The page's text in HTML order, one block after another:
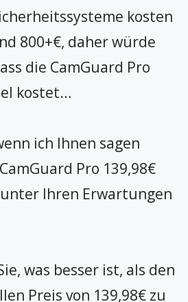
kosten
800+€, daher würde
die CamGuard Pro
kostet…
ich Ihnen sagen
Pro 139,98€
Ihren Erwartungen
was besser ist, als den
Preis von 139,98€ zu